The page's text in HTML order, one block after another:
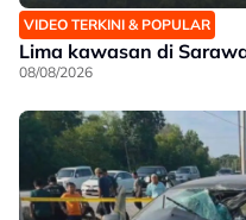
VIDEO TERKINI & POPULAR
Lima kawasan di
08/08/2026